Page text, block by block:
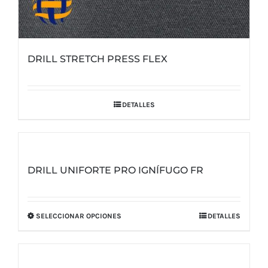
DRILL STRETCH PRESS FLEX
DETALLES
DRILL UNIFORTE PRO IGNÍFUGO FR
SELECCIONAR OPCIONES DETALLES